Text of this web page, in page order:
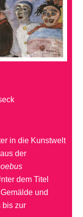
in die Kunstwelt
der
dem Titel
und
bis zur